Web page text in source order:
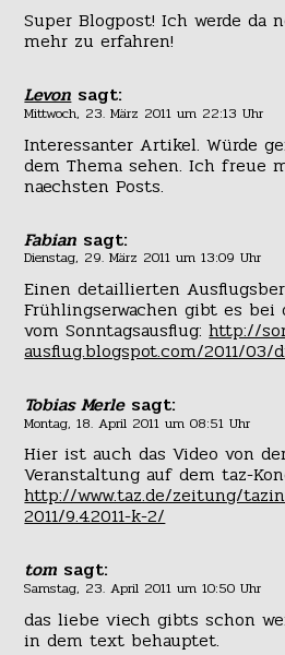
Super Blogpost! Ich werde da
mehr zu erfahren!
Levon sagt:
Mittwoch, 23. März 2011 um 22:13 Uhr
Interessanter Artikel. Würde
dem Thema sehen. Ich freue
naechsten Posts.
Fabian sagt:
Dienstag, 29. März 2011 um 13:09 Uhr
Einen detaillierten
Frühlingserwachen gibt es bei
vom Sonntagsausflug:http://
ausflug.blogspot.com/2011/
Tobias Merle sagt:
Montag, 18. April 2011 um 08:51 Uhr
Hier ist auch das Video von
Veranstaltung auf dem taz-
http://www.taz.de/zeitung/
2011/9.4.2011-k-2/
tom sagt:
Samstag, 23. April 2011 um 10:50 Uhr
das liebe viech gibts schon
in dem text behauptet.